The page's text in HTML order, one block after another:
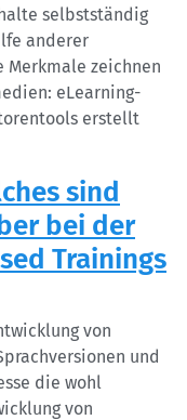
selbstständig
anderer
zeichnen
eLearning-
erstellt
sind
bei der
Trainings
von
und
die wohl
von